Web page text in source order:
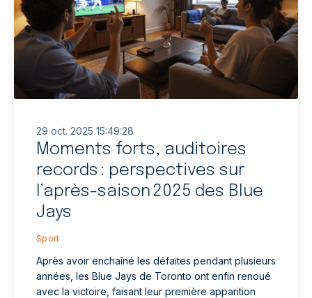
29 oct. 2025 15:49:28
Moments forts, auditoires
records : perspectives sur
l’après-saison 2025 des Blue
Jays
Sport
Après avoir enchaîné les défaites pendant plusieurs
années, les Blue Jays de Toronto ont enfin renoué
avec la victoire, faisant leur première apparition